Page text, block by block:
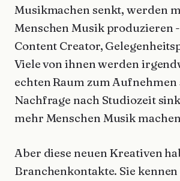
Musikmachen senkt, werden
Menschen Musik produzieren
Content Creator,
Viele von ihnen werden
echten Raum zum Aufnehmen
Nachfrage nach Studiozeit
mehr Menschen Musik
Aber diese neuen Kreativen
Branchenkontakte. Sie